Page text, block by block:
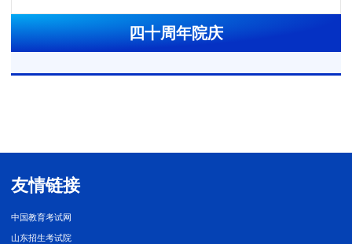
四十周年院庆
友情链接
中国教育考试网
山东招生考试院